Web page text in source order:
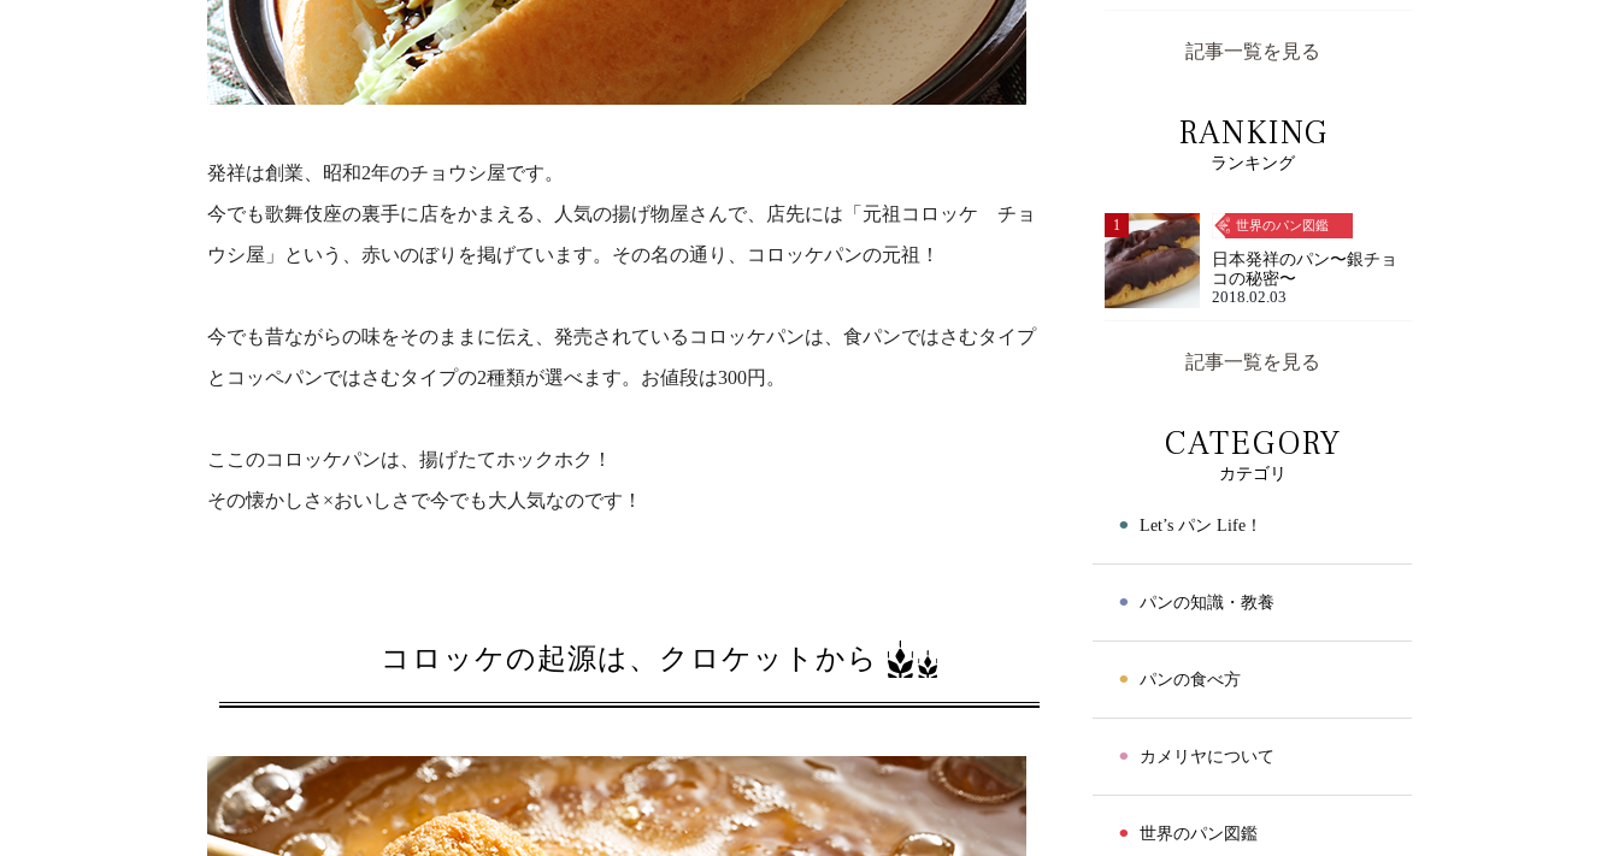
発祥は創業、昭和2年のチョウシ屋です。
今でも歌舞伎座の裏手に店をかまえる、人気の揚げ物屋さんで、店先には「元祖コロッケ チョ
ウシ屋」という、赤いのぼりを掲げています。その名の通り、コロッケパンの元祖！
今でも昔ながらの味をそのままに伝え、発売されているコロッケパンは、食パンではさむタイプ
とコッペパンではさむタイプの2種類が選べます。お値段は300円。
ここのコロッケパンは、揚げたてホックホク！
その懐かしさ×おいしさで今でも大人気なのです！
コロッケの起源は、クロケットから
記事一覧を見る
RANKING
ランキング
1 世界のパン図鑑
日本発祥のパン〜銀チョ
コの秘密〜
2018.02.03
記事一覧を見る
CATEGORY
カテゴリ
⚫︎ Let’s パン Life！
⚫︎ パンの知識・教養
⚫︎ パンの食べ方
⚫︎ カメリヤについて
⚫︎ 世界のパン図鑑